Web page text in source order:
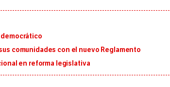
comunidades con el nuevo Reglamento
en reforma legislativa
al sur de Japón, provocando una